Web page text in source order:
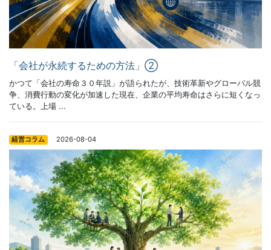
「会社が永続するための方法」②
かつて「会社の寿命３０年説」が語られたが、技術革新やグローバル競
争、消費行動の変化が加速した現在、企業の平均寿命はさらに短くなっ
ている。上場 ...
経営コラム 2026-08-04